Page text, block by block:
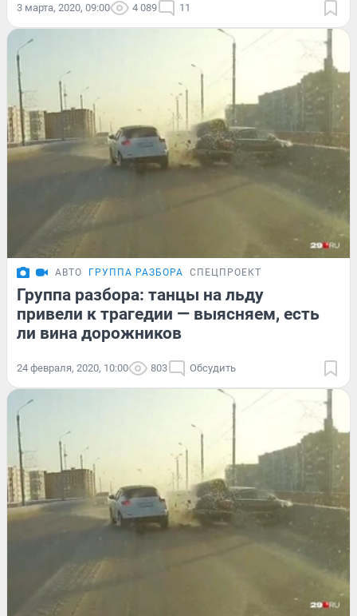
3 марта, 2020, 09:00 4 089 11
АВТО ГРУППА РАЗБОРА СПЕЦПРОЕКТ
Группа разбора: танцы на льду
привели к трагедии — выясняем, есть
ли вина дорожников
24 февраля, 2020, 10:00 803 Обсудить